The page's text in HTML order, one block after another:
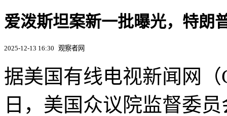
爱泼斯坦案新一批曝光，特朗
2025-12-13 16:30 观察者网
据美国有线电视新闻网
日，美国众议院监督委